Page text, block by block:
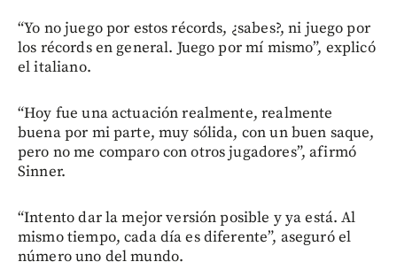
“Yo no juego por estos récords, ¿sabes?, ni juego por
los récords en general. Juego por mí mismo”, explicó
el italiano.
“Hoy fue una actuación realmente, realmente
buena por mi parte, muy sólida, con un buen saque,
pero no me comparo con otros jugadores”, afirmó
Sinner.
“Intento dar la mejor versión posible y ya está. Al
mismo tiempo, cada día es diferente”, aseguró el
número uno del mundo.